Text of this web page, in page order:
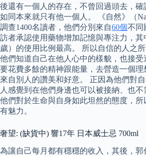
後還有一個人的存在，不曾回過頭去，確
如同本來就只有他一個人。 《自然》（
調查1400名讀者，他們分別來自60個不同
訪者承認使用藥物增加記憶與專注力，其
歲）的使用比例最高。 所以自信的人之
他們知道自己在他人心中的樣貌，也接
要花費多餘的精神跟能量，去營造一個
來自別人的讚美和好意。 正因為他們對
人感覺到在他們身邊也可以被接納、也
他們對於生命與自身如此坦然的態度，
有魅力。
奢望: (缺貨中) 響17年 日本威士忌 700ml
為讓自己每月都有穩穩的收入，其後，